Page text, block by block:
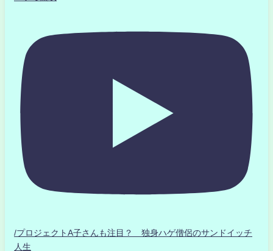
/プロジェクトA子さんも注目？ 独身ハゲ僧侶のサンドイッチ
人生